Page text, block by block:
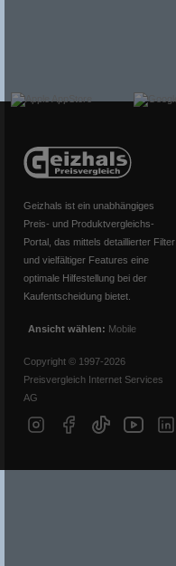
Geizhals ist ein unabhängiges
Preis- und Produktvergleichs-
Portal, das mittels detaillierter Filter
und vielfältiger Features eine
optimale Hilfestellung bei der
Kaufentscheidung bietet.
Ansicht wählen: Mobile
Copyright © 1997-2026
Preisvergleich Internet Services
AG